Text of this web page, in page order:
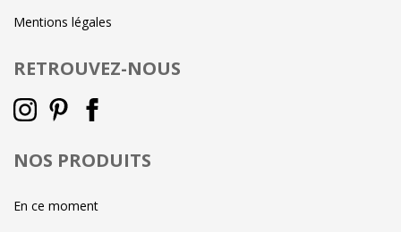
Mentions légales
RETROUVEZ-NOUS
NOS PRODUITS
En ce moment